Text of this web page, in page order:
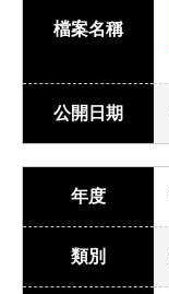
檔案名稱
公開日期
年度
類別